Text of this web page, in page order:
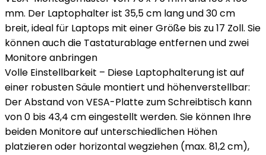
mm. Der Laptophalter ist 35,5 cm lang und 30 cm
breit, ideal für Laptops mit einer Größe bis zu 17 Zoll. Sie
können auch die Tastaturablage entfernen und zwei
Monitore anbringen
Volle Einstellbarkeit – Diese Laptophalterung ist auf
einer robusten Säule montiert und höhenverstellbar:
Der Abstand von VESA-Platte zum Schreibtisch kann
von 0 bis 43,4 cm eingestellt werden. Sie können Ihre
beiden Monitore auf unterschiedlichen Höhen
platzieren oder horizontal wegziehen (max. 81,2 cm),